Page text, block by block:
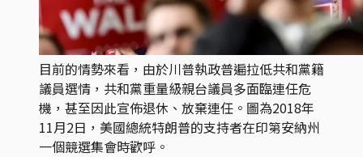
目前的情勢來看，由於川普執政普遍拉低共和黨籍
議員選情，共和黨重量級親台議員多面臨連任危
機，甚至因此宣佈退休、放棄連任。圖為2018年
11月2日，美國總統特朗普的支持者在印第安納州
一個競選集會時歡呼。